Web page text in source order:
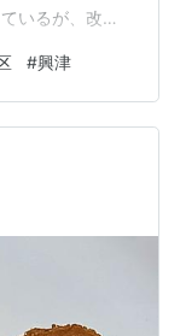
いるが、改装
の画像までは
2019年7月以
なっていて、
たようだ。 静
＃モルタ…
#興津